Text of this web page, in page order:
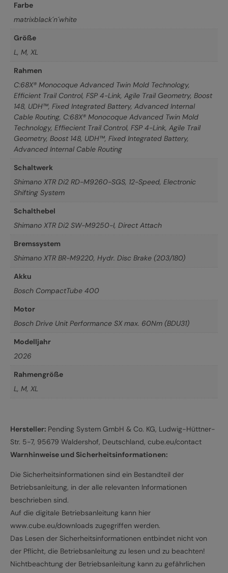
Farbe
matrixblack´n´white
Größe
L, M, XL
Rahmen
C:68X® Monocoque Advanced Twin Mold Technology,
Efficient Trail Control, FSP 4-Link, Agile Trail Geometry, Boost
148, UDH™, Fixed Integrated Battery, Advanced Internal
Cable Routing, C:68X® Monocoque Advanced Twin Mold
Technology, Effiecient Trail Control, FSP 4-Link, Agile Trail
Geometry, Boost 148, UDH™, Fixed Integrated Battery,
Advanced Internal Cable Routing
Schaltwerk
Shimano XTR Di2 RD-M9260-SGS, 12-Speed, Electronic
Shifting System
Schalthebel
Shimano XTR Di2 SW-M9250-I, Direct Attach
Bremssystem
Shimano XTR BR-M9220, Hydr. Disc Brake (203/180)
Akku
Bosch CompactTube 400
Motor
Bosch Drive Unit Performance SX max. 60Nm (BDU31)
Modelljahr
2026
Rahmengröße
L, M, XL
Hersteller: Pending System GmbH & Co. KG, Ludwig-Hüttner-
Str. 5-7, 95679 Waldershof, Deutschland, cube.eu/contact
Warnhinweise und Sicherheitsinformationen:
Die Sicherheitsinformationen sind ein Bestandteil der
Betriebsanleitung, in der alle relevanten Informationen
beschrieben sind.
Auf die digitale Betriebsanleitung kann hier
www.cube.eu/downloads zugegriffen werden.
Das Lesen der Sicherheitsinformationen entbindet nicht von
der Pflicht, die Betriebsanleitung zu lesen und zu beachten!
Nichtbeachtung der Betriebsanleitung kann zu gefährlichen